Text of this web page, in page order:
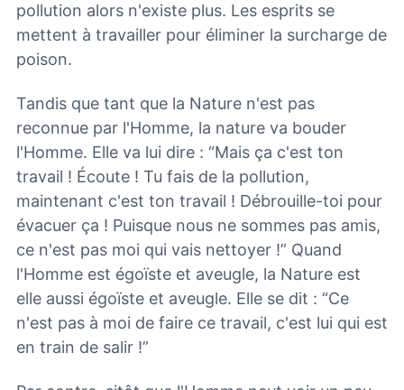
pollution alors n'existe plus. Les esprits se
mettent à travailler pour éliminer la surcharge de
poison.
Tandis que tant que la Nature n'est pas
reconnue par l'Homme, la nature va bouder
l'Homme. Elle va lui dire : “Mais ça c'est ton
travail ! Écoute ! Tu fais de la pollution,
maintenant c'est ton travail ! Débrouille-toi pour
évacuer ça ! Puisque nous ne sommes pas amis,
ce n'est pas moi qui vais nettoyer !” Quand
l'Homme est égoïste et aveugle, la Nature est
elle aussi égoïste et aveugle. Elle se dit : “Ce
n'est pas à moi de faire ce travail, c'est lui qui est
en train de salir !”